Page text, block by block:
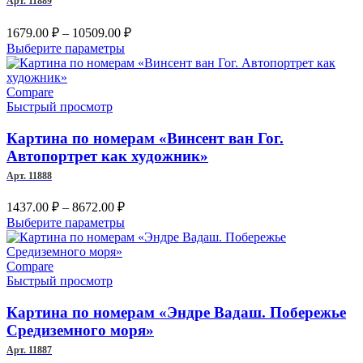
1679.00 ₽ – 10509.00 ₽Диапазон
1679.00 ₽
Выберите параметрыЭтот
товар
можно
выбрать
на
Compare
Быстрый просмотр
Картина по номерам «Винсент ван Гог.
Автопортрет как художник»
Арт. 11888
1437.00 ₽ – 8672.00 ₽Диапазон
цен:
1437.00 ₽
Выберите параметрыЭтот
товар
можно
выбрать
на
Compare
Быстрый просмотр
Картина по номерам «Эндре Вадаш. Побережье
Средиземного моря»
Арт. 11887